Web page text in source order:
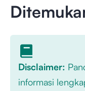
Disclaimer:
informasi